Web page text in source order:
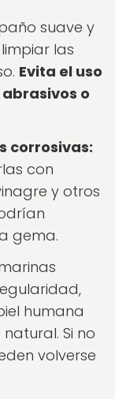
suave y
las
Evita el uso
o
corrosivas:
con
y otros
gema.
humana
Si no
volverse